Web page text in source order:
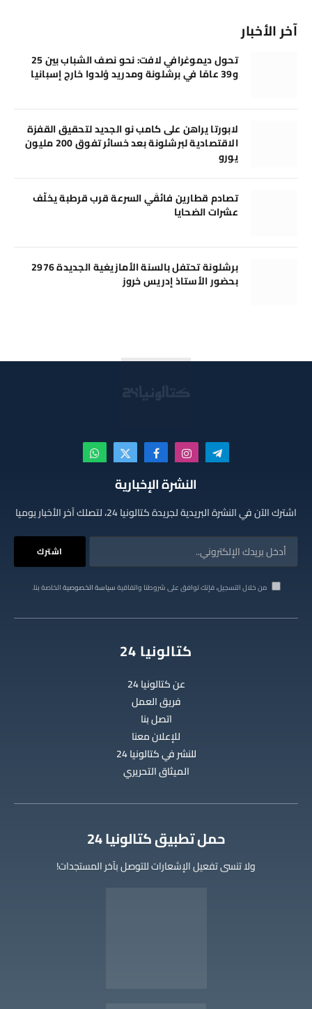
آخر الأخبار
تحول ديموغرافي لافت: نحو نصف الشباب بين 25
و39 عامًا في برشلونة ومدريد وُلدوا خارج إسبانيا
لابورتا يراهن على كامب نو الجديد لتحقيق القفزة
الاقتصادية لبرشلونة بعد خسائر تفوق 200 مليون
يورو
تصادم قطارين فائقَي السرعة قرب قرطبة يخلّف
عشرات الضحايا
برشلونة تحتفل بالسنة الأمازيغية الجديدة 2976
بحضور الأستاذ إدريس خروز
تيلقرام الانستغرامفيسبوكX
(Twitter)
واتساب
النشرة الإخبارية
اشترك الآن في النشرة البريدية لجريدة كتالونيا 24، لتصلك آخر الأخبار يوميا
من خلال التسجيل، فإنك توافق على شروطنا واتفاقيةسياسة الخصوصيةالخاصة بنا.
كتالونيا 24
عن كتالونيا 24
فريق العمل
اتصل بنا
للإعلان معنا
للنشر في كتالونيا 24
الميثاق التحريري
‫حمل تطبيق كتالونيا 24
ولا تنسى تفعيل الإشعارات للتوصل بآخر المستجدات!